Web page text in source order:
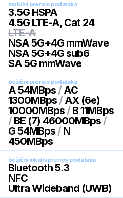
mobilni prenos podataka
3.5G HSPA
4.5G LTE-A, Cat 24
LTE-A
NSA 5G+4G mmWave
NSA 5G+4G sub6
SA 5G mmWave
bežični prenos podataka
A 54MBps / AC
1300MBps / AX (6e)
10000MBps / B 11MBps
/ BE (7) 46000MBps /
G 54MBps / N
450MBps
bežični lokalni prenos podataka
Bluetooth 5.3
NFC
Ultra Wideband (UWB)